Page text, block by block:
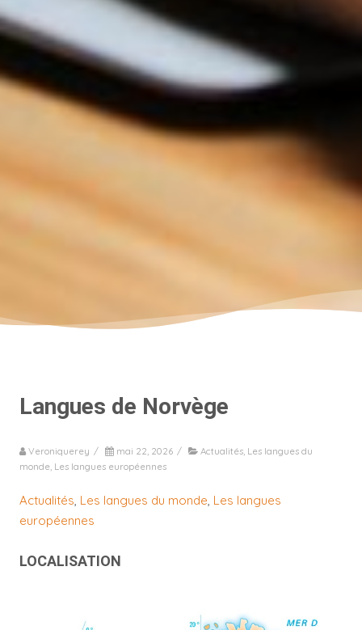
Langues de Norvège
Veroniquerey / mai 22, 2026 / Actualités Les langues du
monde Les langues européennes
Actualités Les langues du monde Les langues
européennes
LOCALISATION